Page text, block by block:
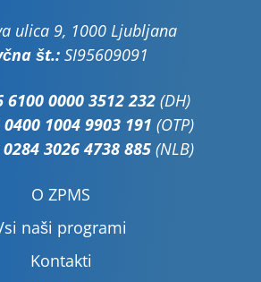
ulica 9, 1000 Ljubljana
št.:SI95609091
6100 0000 3512 232(DH)
0400 1004 9903 191 (OTP)
3026 4738 885 (NLB)
O ZPMS
naši programi
Kontakti